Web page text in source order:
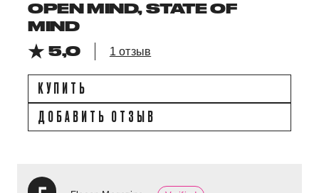
OPEN MIND, STATE OF
MIND
5,0
1 отзыв
КУПИТЬ
ДОБАВИТЬ ОТЗЫВ